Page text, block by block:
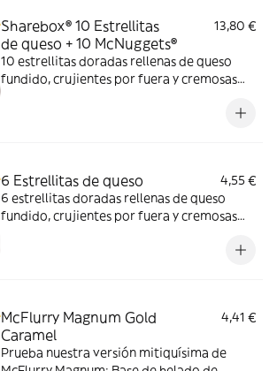
Sharebox® 10 Estrellitas
de queso + 10 McNuggets®
13,80 €
10 estrellitas doradas rellenas de queso
fundido, crujientes por fuera y cremosas
6 Estrellitas de queso
4,55 €
6 estrellitas doradas rellenas de queso
fundido, crujientes por fuera y cremosas
McFlurry Magnum Gold
Caramel
4,41 €
Prueba nuestra versión mitiquísima de